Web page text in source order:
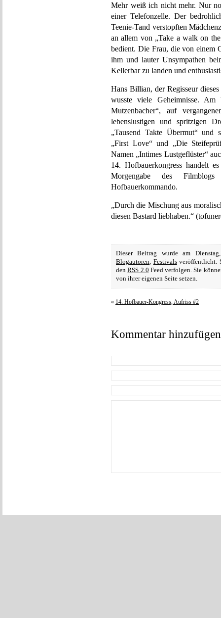
Mehr weiß ich nicht mehr. Nur
einer Telefonzelle. Der
Teenie-Tand verstopften
an allem von „Take a walk on
bedient. Die Frau, die von einem
ihm und lauter Unsympathen
Kellerbar zu landen und
Hans Billian, der Regisseur
wusste viele Geheimnisse. Am
Mutzenbacher“, auf
lebenslustigen und spritzigen
„Tausend Takte Übermut“ und
„First Love“ und „Die
Namen „Intimes Lustgeflüster“
14. Hofbauerkongress handelt
Morgengabe des
Hofbauerkommando.
„Durch die Mischung aus
diesen Bastard liebhaben.“
Dieser Beitrag wurde am
Blogautoren, Festivalsveröffentlicht.
denRSS 2.0 Feed verfolgen. Sie
von ihrer eigenen Seite setzen.
« 14. Hofbauer-Kongress, Aufriss #2
Kommentar hinzufügen